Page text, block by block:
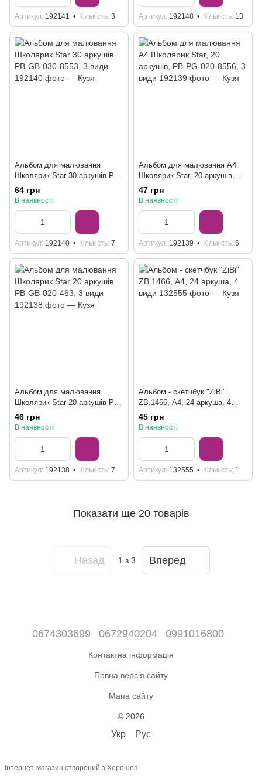
Артикул 192141 Кількість 3 Артикул 192148 Кількість 13
Альбом для малювання
Школярик Star 30 аркушів PB-
GB-030-8553, 3 види
64 грн
В наявності
Артикул 192140 Кількість 7
Альбом для малювання А4
Школярик Star, 20 аркушів,
PB-PG-020-8556, 3 види
47 грн
В наявності
Артикул 192139 Кількість 6
Альбом для малювання
Школярик Star 20 аркушів PB-
GB-020-463, 3 види
46 грн
В наявності
Артикул 192138 Кількість 7
Альбом - скетчбук "ZiBi"
ZB.1466, А4, 24 аркуша, 4
види
45 грн
В наявності
Артикул 132555 Кількість 1
Показати ще 20 товарів
Назад 1 з 3 Вперед
0674303699 0672940204 0991016800
Контактна інформація
Повна версія сайту
Мапа сайту
© 2026
Укр Рус
Інтернет-магазин створений з Хорошоп